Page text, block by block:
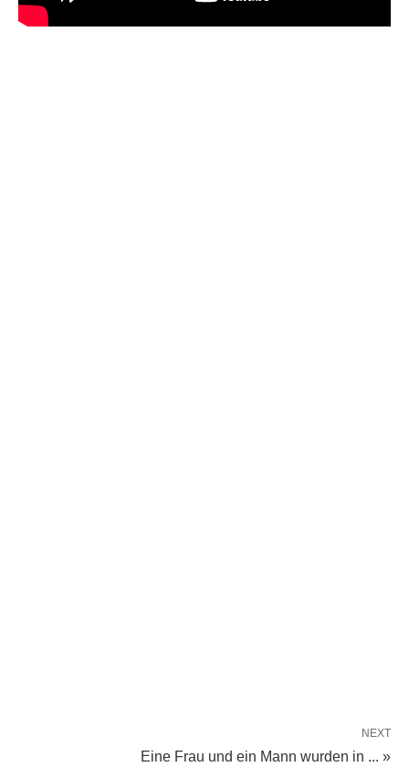
NEXT
Eine Frau und ein Mann wurden in ... »